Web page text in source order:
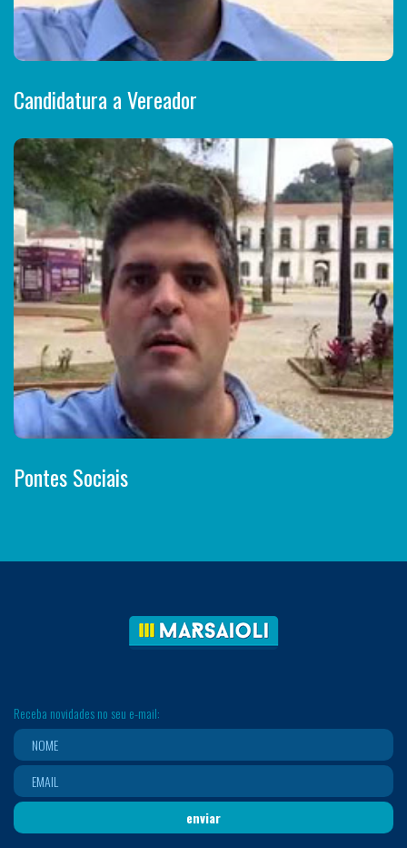
Candidatura a Vereador
Pontes Sociais
Receba novidades no seu e-mail: